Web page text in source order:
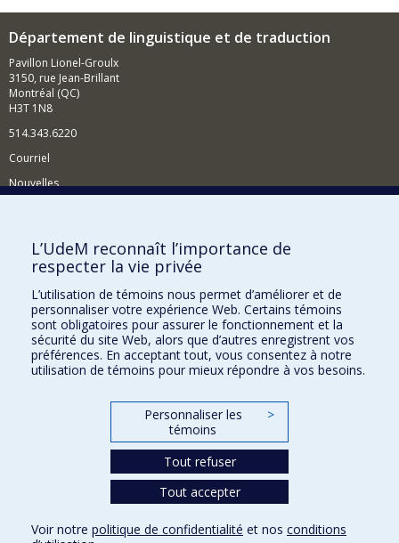
Département de linguistique et de traduction
Pavillon Lionel-Groulx
3150, rue Jean-Brillant
Montréal (QC)
H3T 1N8
514.343.6220
Courriel
Nouvelles
Comment soutenir le Département?
BESOIN D'AIDE?
Plan du site
Signaler une erreur
Accessibilité
FACULTÉ DES ARTS ET DES SCIENCES
Nos départements et écoles
L’UdeM reconnaît l’importance de
respecter la vie privée
L’utilisation de témoins nous permet d’améliorer et de
personnaliser votre expérience Web. Certains témoins
sont obligatoires pour assurer le fonctionnement et la
sécurité du site Web, alors que d’autres enregistrent vos
préférences. En acceptant tout, vous consentez à notre
utilisation de témoins pour mieux répondre à vos besoins.
Personnaliser les
témoins
>
Tout refuser
Tout accepter
Voir notre politique de confidentialité et nos conditions